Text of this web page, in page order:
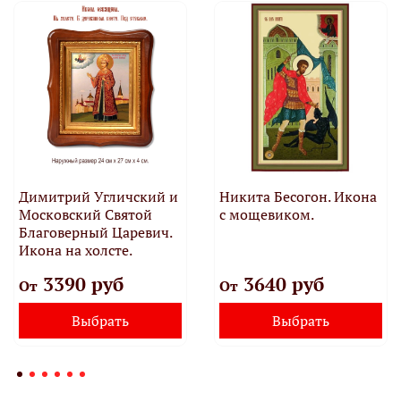
Димитрий Угличский и
Московский Святой
Благоверный Царевич.
Икона на холсте.
От3390 руб
Выбрать
Никита Бесогон. Икона
с мощевиком.
От3640 руб
Выбрать